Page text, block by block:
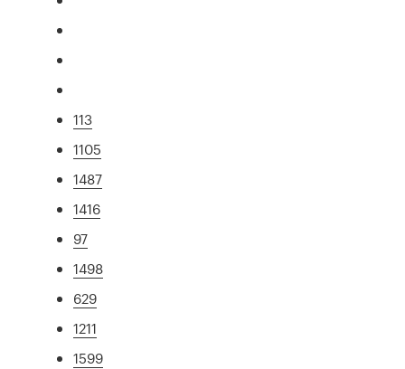
113
1105
1487
1416
97
1498
629
1211
1599